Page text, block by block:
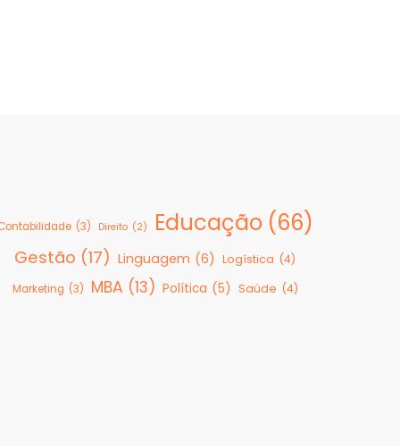
(3) Direito (2) Educação (66)
Gestão (17) Linguagem (6) Logística (4)
Marketing (3) MBA (13) Política (5) Saúde (4)